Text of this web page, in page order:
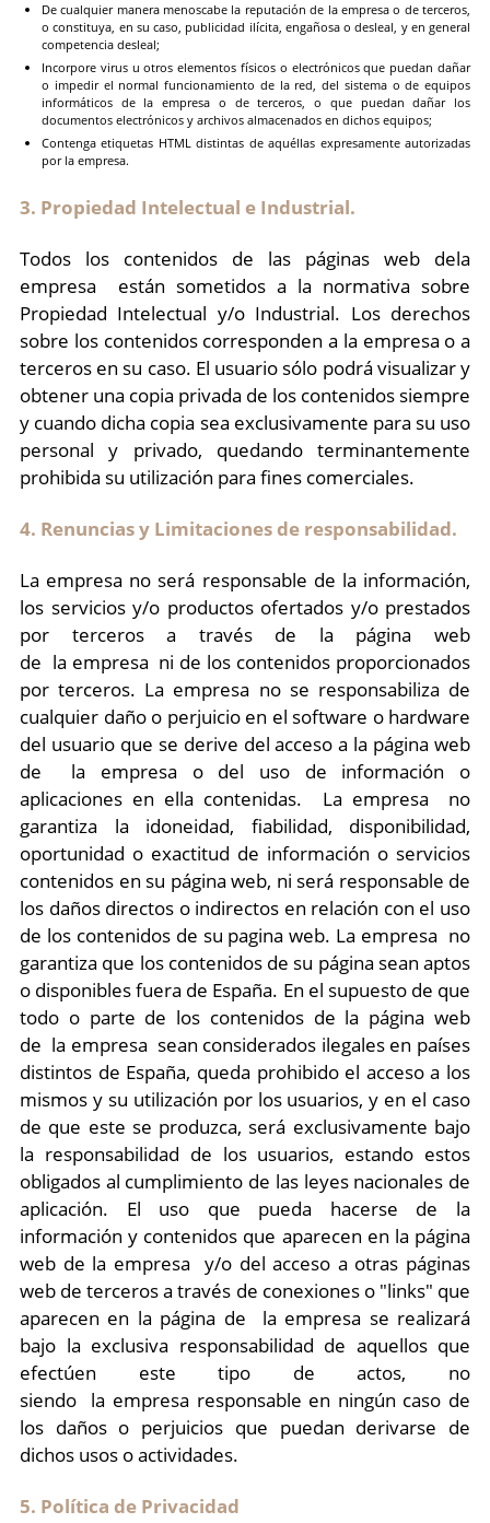
De cualquier manera menoscabe la reputación de la empresa o de terceros,
o constituya, en su caso, publicidad ilícita, engañosa o desleal, y en general
competencia desleal;
Incorpore virus u otros elementos físicos o electrónicos que puedan dañar
o impedir el normal funcionamiento de la red, del sistema o de equipos
informáticos de la empresa o de terceros, o que puedan dañar los
documentos electrónicos y archivos almacenados en dichos equipos;
Contenga etiquetas HTML distintas de aquéllas expresamente autorizadas
por la empresa.
3. Propiedad Intelectual e Industrial.
Todos los contenidos de las páginas web dela
empresa están sometidos a la normativa sobre
Propiedad Intelectual y/o Industrial. Los derechos
sobre los contenidos corresponden a la empresa o a
terceros en su caso. El usuario sólo podrá visualizar y
obtener una copia privada de los contenidos siempre
y cuando dicha copia sea exclusivamente para su uso
personal y privado, quedando terminantemente
prohibida su utilización para fines comerciales.
4. Renuncias y Limitaciones de responsabilidad.
La empresa no será responsable de la información,
los servicios y/o productos ofertados y/o prestados
por terceros a través de la página web
de la empresa ni de los contenidos proporcionados
por terceros. La empresa no se responsabiliza de
cualquier daño o perjuicio en el software o hardware
del usuario que se derive del acceso a la página web
de la empresa o del uso de información o
aplicaciones en ella contenidas. La empresa no
garantiza la idoneidad, fiabilidad, disponibilidad,
oportunidad o exactitud de información o servicios
contenidos en su página web, ni será responsable de
los daños directos o indirectos en relación con el uso
de los contenidos de su pagina web. La empresa no
garantiza que los contenidos de su página sean aptos
o disponibles fuera de España. En el supuesto de que
todo o parte de los contenidos de la página web
de la empresa sean considerados ilegales en países
distintos de España, queda prohibido el acceso a los
mismos y su utilización por los usuarios, y en el caso
de que este se produzca, será exclusivamente bajo
la responsabilidad de los usuarios, estando estos
obligados al cumplimiento de las leyes nacionales de
aplicación. El uso que pueda hacerse de la
información y contenidos que aparecen en la página
web de la empresa y/o del acceso a otras páginas
web de terceros a través de conexiones o "links" que
aparecen en la página de la empresa se realizará
bajo la exclusiva responsabilidad de aquellos que
efectúen este tipo de actos, no
siendo la empresa responsable en ningún caso de
los daños o perjuicios que puedan derivarse de
dichos usos o actividades.
5. Política de Privacidad